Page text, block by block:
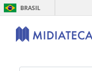
BRASIL